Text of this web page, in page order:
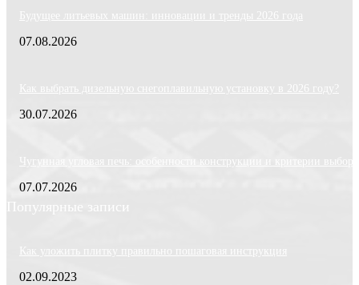
Будущее литьевых машин: инновации и тренды 2026 года
07.08.2026
Как выбрать дизельную снегоплавильную установку в 2026 году?
30.07.2026
Чугунная угловая печь: особенности конструкции и критерии выбора
07.07.2026
Популярные записи
Как уложить плитку правильно пошаговая инструкция
02.09.2023